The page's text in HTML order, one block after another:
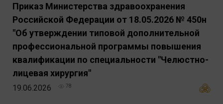
Приказ Министерства здравоохранения
Российской Федерации от 18.05.2026 № 450н
"Об утверждении типовой дополнительной
профессиональной программы повышения
квалификации по специальности "Челюстно-
лицевая хирургия"
19.06.2026 78